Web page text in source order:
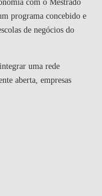
programa concebido e
de negócios do
uma rede
aberta, empresas